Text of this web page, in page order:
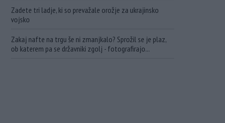
Zadete tri ladje, ki so prevažale orožje za ukrajinsko
vojsko
Zakaj nafte na trgu še ni zmanjkalo? Sprožil se je plaz,
ob katerem pa se državniki zgolj - fotografirajo...